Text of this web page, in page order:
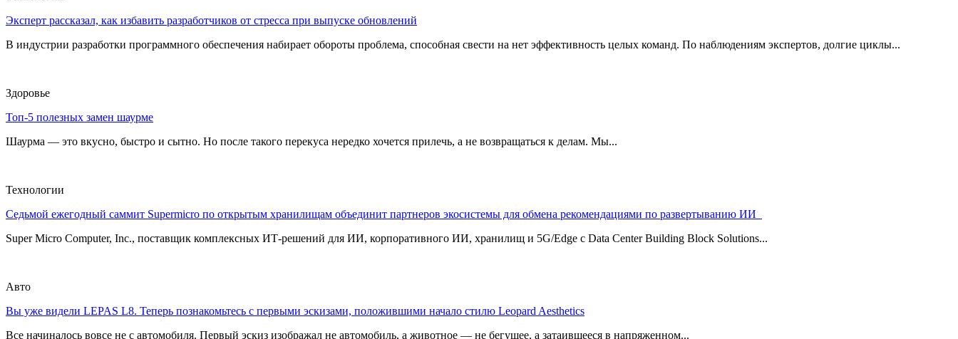
Эксперт рассказал, как избавить разработчиков от стресса при выпуске обновлений
В индустрии разработки программного обеспечения набирает обороты проблема, способная свести на нет эффективность целых команд. По наблюдениям экспертов, долгие циклы...
Здоровье
Топ-5 полезных замен шаурме
Шаурма — это вкусно, быстро и сытно. Но после такого перекуса нередко хочется прилечь, а не возвращаться к делам. Мы...
Технологии
Седьмой ежегодный саммит Supermicro по открытым хранилищам объединит партнеров экосистемы для обмена рекомендациями по развертыванию ИИ
Super Micro Computer, Inc., поставщик комплексных ИТ-решений для ИИ, корпоративного ИИ, хранилищ и 5G/Edge с Data Center Building Block Solutions...
Авто
Вы уже видели LEPAS L8. Теперь познакомьтесь с первыми эскизами, положившими начало стилю Leopard Aesthetics
Все начиналось вовсе не с автомобиля. Первый эскиз изображал не автомобиль, а животное — не бегущее, а затаившееся в напряженном...